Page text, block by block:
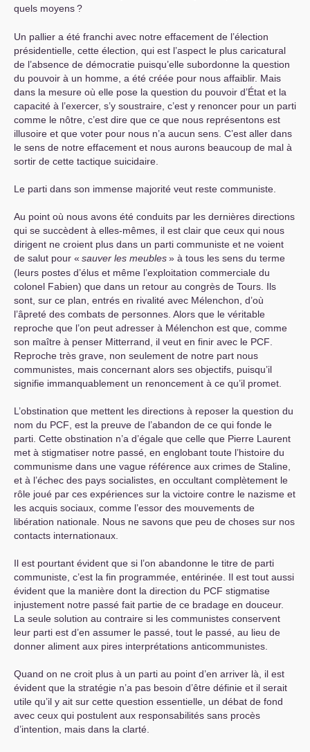
quels moyens?
Un pallier a été franchi avec notre effacement de l’élection
présidentielle, cette élection, qui est l’aspect le plus caricatural
de l’absence de démocratie puisqu’elle subordonne la question
du pouvoir à un homme, a été créée pour nous affaiblir. Mais
dans la mesure où elle pose la question du pouvoir d’État et la
capacité à l’exercer, s’y soustraire, c’est y renoncer pour un parti
comme le nôtre, c’est dire que ce que nous représentons est
illusoire et que voter pour nous n’a aucun sens. C’est aller dans
le sens de notre effacement et nous aurons beaucoup de mal à
sortir de cette tactique suicidaire.
Le parti dans son immense majorité veut reste communiste.
Au point où nous avons été conduits par les dernières directions
qui se succèdent à elles-mêmes, il est clair que ceux qui nous
dirigent ne croient plus dans un parti communiste et ne voient
de salut pour « sauver les meubles» à tous les sens du terme
(leurs postes d’élus et même l’exploitation commerciale du
colonel Fabien) que dans un retour au congrès de Tours. Ils
sont, sur ce plan, entrés en rivalité avec Mélenchon, d’où
l’âpreté des combats de personnes. Alors que le véritable
reproche que l’on peut adresser à Mélenchon est que, comme
son maître à penser Mitterrand, il veut en finir avec le PCF
Reproche très grave, non seulement de notre part nous
communistes, mais concernant alors ses objectifs, puisqu’il
signifie immanquablement un renoncement à ce qu’il promet.
L’obstination que mettent les directions à reposer la question du
nom du PCF , est la preuve de l’abandon de ce qui fonde le
parti. Cette obstination n’a d’égale que celle que Pierre Laurent
met à stigmatiser notre passé, en englobant toute l’histoire du
communisme dans une vague référence aux crimes de Staline,
et à l’échec des pays socialistes, en occultant complètement le
rôle joué par ces expériences sur la victoire contre le nazisme et
les acquis sociaux, comme l’essor des mouvements de
libération nationale. Nous ne savons que peu de choses sur nos
contacts internationaux.
Il est pourtant évident que si l’on abandonne le titre de parti
communiste, c’est la fin programmée, entérinée. Il est tout aussi
évident que la manière dont la direction du PCF stigmatise
injustement notre passé fait partie de ce bradage en douceur.
La seule solution au contraire si les communistes conservent
leur parti est d’en assumer le passé, tout le passé, au lieu de
donner aliment aux pires interprétations anticommunistes.
Quand on ne croit plus à un parti au point d’en arriver là, il est
évident que la stratégie n’a pas besoin d’être définie et il serait
utile qu’il y ait sur cette question essentielle, un débat de fond
avec ceux qui postulent aux responsabilités sans procès
d’intention, mais dans la clarté.